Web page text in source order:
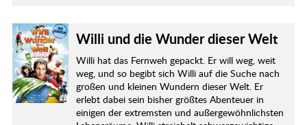
Willi und die Wunder dieser Welt
Willi hat das Fernweh gepackt. Er will weg, weit
weg, und so begibt sich Willi auf die Suche nach
großen und kleinen Wundern dieser Welt. Er
erlebt dabei sein bisher größtes Abenteuer in
einigen der extremsten und außergewöhnlichsten